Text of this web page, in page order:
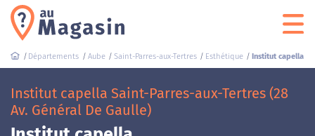
Départements Aube Saint-Parres-aux-Tertres Esthétique Institut capella
Institut capella Saint-Parres-aux-Tertres (28
Av. Général De Gaulle)